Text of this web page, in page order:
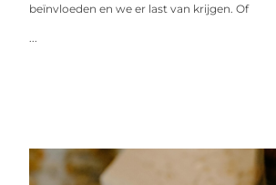
beïnvloeden en we er last van krijgen. Of
...